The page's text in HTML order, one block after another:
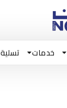
خدمات تسلية